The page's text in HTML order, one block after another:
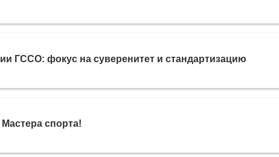
ГССО: фокус на суверенитет и стандартизацию
спорта!